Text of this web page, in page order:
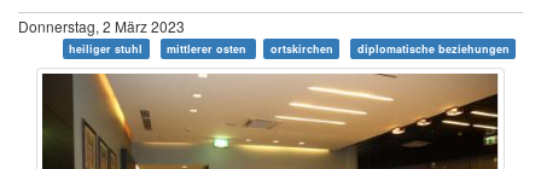
Donnerstag, 2 März 2023
heiliger stuhl mittlerer osten ortskirchen diplomatische beziehungen